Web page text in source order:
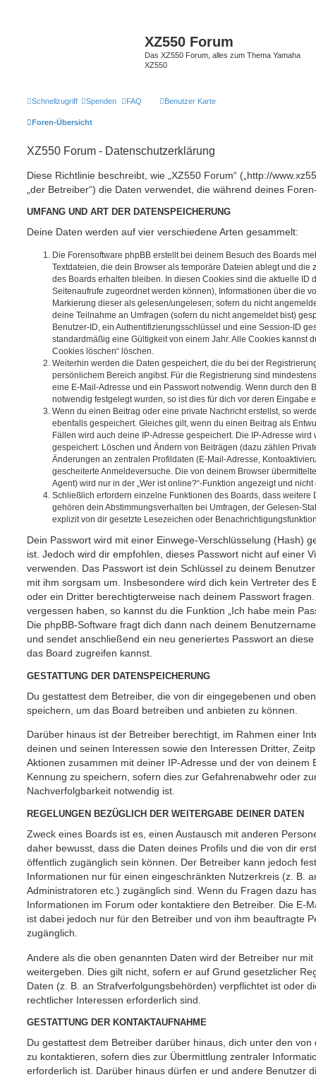
XZ550 Forum
Das XZ550 Forum, alles zum Thema Yamaha
XZ550
Schnellzugriff Spenden FAQ Benutzer Karte
Foren-Übersicht
XZ550 Forum - Datenschutzerklärung
Diese Richtlinie beschreibt, wie „XZ550 Forum“ („http://
„der Betreiber“) die Daten verwendet, die während deines
UMFANG UND ART DER DATENSPEICHERUNG
Deine Daten werden auf vier verschiedene Arten gesammelt:
Die Forensoftware phpBB erstellt bei deinem Besuch des Boards
Textdateien, die dein Browser als temporäre Dateien ablegt und die
des Boards erhalten bleiben. In diesen Cookies sind die aktuelle ID
Seitenaufrufe zugeordnet werden können), Informationen über die
Markierung dieser als gelesen/ungelesen; sofern du nicht
deine Teilnahme an Umfragen (sofern du nicht angemeldet bist)
Benutzer-ID, ein Authentifizierungsschlüssel und eine Session-ID
standardmäßig eine Gültigkeit von einem Jahr. Alle Cookies kannst
Cookies löschen“ löschen.
Weiterhin werden die Daten gespeichert, die du bei der
persönlichem Bereich angibst. Für die Registrierung sind
eine E-Mail-Adresse und ein Passwort notwendig. Wenn durch den
notwendig festgelegt wurden, so ist dies für dich vor deren Eingabe
Wenn du einen Beitrag oder eine private Nachricht erstellst, so
ebenfalls gespeichert. Gleiches gilt, wenn du einen Beitrag als
Fällen wird auch deine IP-Adresse gespeichert. Die IP-Adresse
gespeichert: Löschen und Ändern von Beiträgen (dazu zählen
Änderungen an zentralen Profildaten (E-Mail-Adresse,
gescheiterte Anmeldeversuche. Die von deinem Browser
Agent) wird nur in der „Wer ist online?“-Funktion angezeigt und
Schließlich erfordern einzelne Funktionen des Boards, dass weitere
gehören dein Abstimmungsverhalten bei Umfragen, der Gelesen-
explizit von dir gesetzte Lesezeichen oder
Dein Passwort wird mit einer Einwege-Verschlüsselung (Hash)
ist. Jedoch wird dir empfohlen, dieses Passwort nicht auf einer
verwenden. Das Passwort ist dein Schlüssel zu deinem
mit ihm sorgsam um. Insbesondere wird dich kein Vertreter des
oder ein Dritter berechtigterweise nach deinem Passwort
vergessen haben, so kannst du die Funktion „Ich habe mein
Die phpBB-Software fragt dich dann nach deinem
und sendet anschließend ein neu generiertes Passwort an
das Board zugreifen kannst.
GESTATTUNG DER DATENSPEICHERUNG
Du gestattest dem Betreiber, die von dir eingegebenen und
speichern, um das Board betreiben und anbieten zu können.
Darüber hinaus ist der Betreiber berechtigt, im Rahmen einer
deinen und seinen Interessen sowie den Interessen Dritter,
Aktionen zusammen mit deiner IP-Adresse und der von deinem
Kennung zu speichern, sofern dies zur Gefahrenabwehr oder
Nachverfolgbarkeit notwendig ist.
REGELUNGEN BEZÜGLICH DER WEITERGABE DEINER DATEN
Zweck eines Boards ist es, einen Austausch mit anderen
daher bewusst, dass die Daten deines Profils und die von dir
öffentlich zugänglich sein können. Der Betreiber kann jedoch
Informationen nur für einen eingeschränkten Nutzerkreis (z. B.
Administratoren etc.) zugänglich sind. Wenn du Fragen dazu
Informationen im Forum oder kontaktiere den Betreiber. Die E-
ist dabei jedoch nur für den Betreiber und von ihm beauftragte
zugänglich.
Andere als die oben genannten Daten wird der Betreiber nur
weitergeben. Dies gilt nicht, sofern er auf Grund gesetzlicher
Daten (z. B. an Strafverfolgungsbehörden) verpflichtet ist oder
rechtlicher Interessen erforderlich sind.
GESTATTUNG DER KONTAKTAUFNAHME
Du gestattest dem Betreiber darüber hinaus, dich unter den
zu kontaktieren, sofern dies zur Übermittlung zentraler
erforderlich ist. Darüber hinaus dürfen er und andere Benutzer